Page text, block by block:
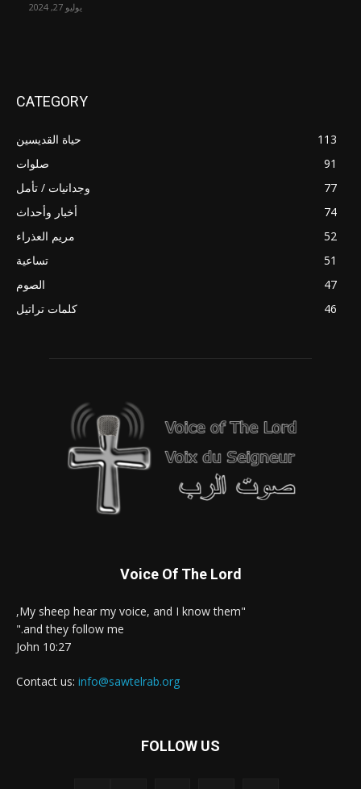
يوليو 27, 2024
CATEGORY
حياة القديسين
113
صلوات
91
وجدانيات / تأمل
77
أخبار وأحداث
74
مريم العذراء
52
تساعية
51
الصوم
47
كلمات تراتيل
46
Voice Of The Lord
"My sheep hear my voice, and I know them,
and they follow me."
John 10:27
Contact us: info@sawtelrab.org
FOLLOW US